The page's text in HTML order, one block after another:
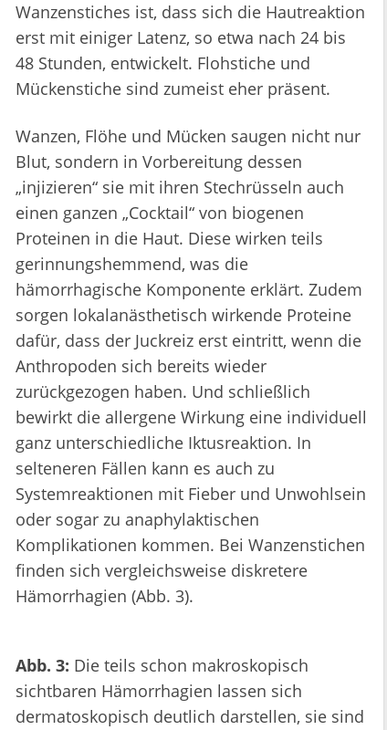
Wanzenstiches ist, dass sich die Hautreaktion
erst mit einiger Latenz, so etwa nach 24 bis
48 Stunden, entwickelt. Flohstiche und
Mückenstiche sind zumeist eher präsent.
Wanzen, Flöhe und Mücken saugen nicht nur
Blut, sondern in Vorbereitung dessen
„injizieren“ sie mit ihren Stechrüsseln auch
einen ganzen „Cocktail“ von biogenen
Proteinen in die Haut. Diese wirken teils
gerinnungshemmend, was die
hämorrhagische Komponente erklärt. Zudem
sorgen lokalanästhetisch wirkende Proteine
dafür, dass der Juckreiz erst eintritt, wenn die
Anthropoden sich bereits wieder
zurückgezogen haben. Und schließlich
bewirkt die allergene Wirkung eine individuell
ganz unterschiedliche Iktusreaktion. In
selteneren Fällen kann es auch zu
Systemreaktionen mit Fieber und Unwohlsein
oder sogar zu anaphylaktischen
Komplikationen kommen. Bei Wanzenstichen
finden sich vergleichsweise diskretere
Hämorrhagien (Abb. 3).
Abb. 3: Die teils schon makroskopisch
sichtbaren Hämorrhagien lassen sich
dermatoskopisch deutlich darstellen, sie sind